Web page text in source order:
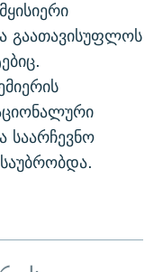
ᲐᲛᲑᲐᲕᲘ
გაათავისუფლოს